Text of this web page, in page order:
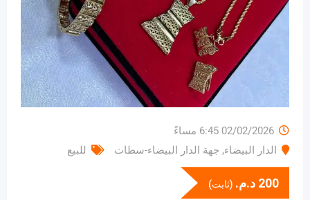
02/02/2026 6:45 مساءً
الدار البيضاء, جهة الدار البيضاء-سطات للبيع
200 د.م. (ثابت)